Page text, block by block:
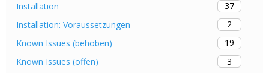
Installation
37
Installation: Voraussetzungen
2
Known Issues (behoben)
19
Known Issues (offen)
3